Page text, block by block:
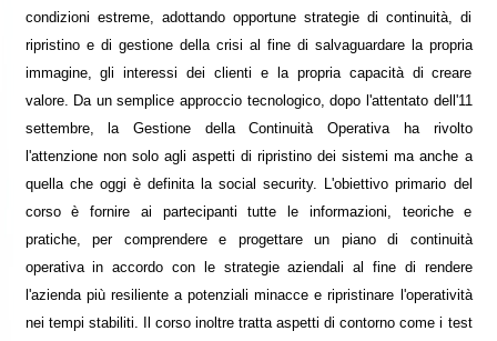
condizioni estreme, adottando opportune strategie di continuità, di
ripristino e di gestione della crisi al fine di salvaguardare la propria
immagine, gli interessi dei clienti e la propria capacità di creare
valore. Da un semplice approccio tecnologico, dopo l'attentato dell'11
settembre, la Gestione della Continuità Operativa ha rivolto
l'attenzione non solo agli aspetti di ripristino dei sistemi ma anche a
quella che oggi è definita la social security. L'obiettivo primario del
corso è fornire ai partecipanti tutte le informazioni, teoriche e
pratiche, per comprendere e progettare un piano di continuità
operativa in accordo con le strategie aziendali al fine di rendere
l'azienda più resiliente a potenziali minacce e ripristinare l'operatività
nei tempi stabiliti. Il corso inoltre tratta aspetti di contorno come i test